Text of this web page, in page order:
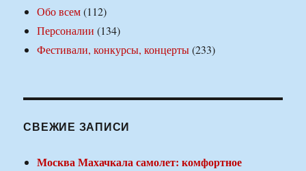
Обо всем(112)
Персоналии (134)
Фестивали, конкурсы, концерты(233)
СВЕЖИЕ ЗАПИСИ
Москва Махачкала самолет: комфортное